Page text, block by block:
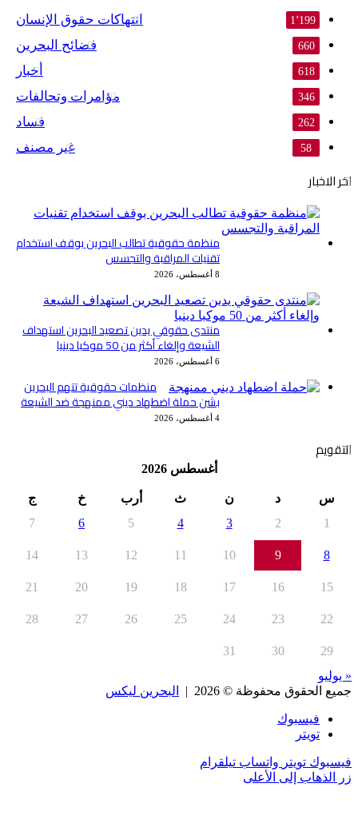
انتهاكات حقوق الإنسان 1٬199
فضائح البحرين 660
أخبار 618
مؤامرات وتحالفات 346
فساد 262
غير مصنف 58
اخر الاخبار
منظمة حقوقية تطالب البحرين بوقف استخدام
تقنيات المراقبة والتجسس
8 أغسطس، 2026
منتدى حقوقي يدين تصعيد البحرين استهداف
الشيعة وإلغاء أكثر من 50 موكبا دينيا
6 أغسطس، 2026
منظمات حقوقية تتهم البحرين
بشن حملة اضطهاد ديني ممنهجة ضد الشيعة
4 أغسطس، 2026
التقويم
أغسطس 2026
س د ن ث أرب خ
ج
1
2
3
4
5
6
7
8
9
10
11
12
13
14
15
16
17
18
19
20
21
22
23
24
25
26
27
28
29
30
31
« يوليو
جميع الحقوق محفوظة © 2026 |
البحرين ليكس
فيسبوك
تويتر
فيسبوك تويتر واتساب تيلقرام
زر الذهاب إلى الأعلى